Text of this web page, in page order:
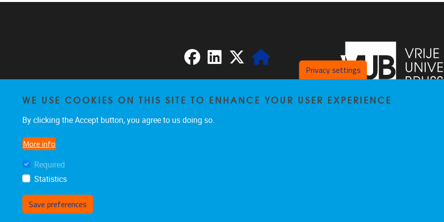
FacebookLinkedIn
Privacy settings
WE USE COOKIES ON THIS SITE TO ENHANCE YOUR USER EXPERIENCE
By clicking the Accept button, you agree to us doing so.
More info
Required
Statistics
Save preferences